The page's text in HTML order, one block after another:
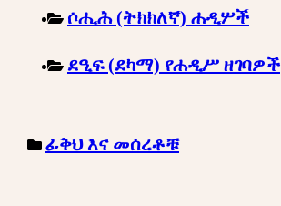
ሶሒሕ (ትክክለኛ) ሐዲሦች
ደዒፍ (ደካማ) የሐዲሥ ዘገባዎች
ፊቅህ እና መሰረቶቹ